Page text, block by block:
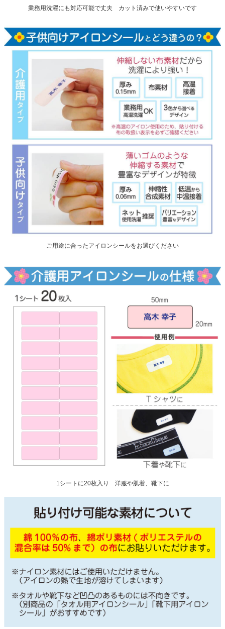
業務用洗濯にも対応可能で丈夫 カット済みで使いやすいです
ご用途に合ったアイロンシールをお選びください
1シートに20枚入り 洋服や肌着、靴下に